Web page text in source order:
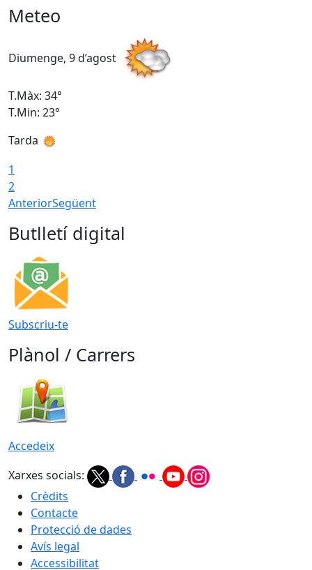
Meteo
Diumenge, 9 d’agost
T.Màx: 34°
T.Min: 23°
Tarda
1
2
AnteriorSegüent
Butlletí digital
Subscriu-te
Plànol / Carrers
Accedeix
Xarxes socials:
Crèdits
Contacte
Protecció de dades
Avís legal
Accessibilitat